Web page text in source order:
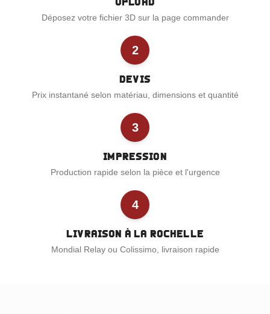
Déposez votre fichier 3D sur la page commander
2
Devis
Prix instantané selon matériau, dimensions et quantité
3
Impression
Production rapide selon la pièce et l'urgence
4
Livraison à La Rochelle
Mondial Relay ou Colissimo, livraison rapide